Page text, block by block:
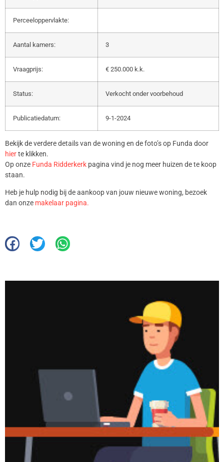
Perceeloppervlakte:
Aantal kamers: 3
Vraagprijs: € 250.000 k.k.
Status: Verkocht onder voorbehoud
Publicatiedatum: 9-1-2024
Bekijk de verdere details van de woning en de foto’s op Funda door
hierte klikken.
Op onze Funda Ridderkerk pagina vind je nog meer huizen de te koop
staan.
Heb je hulp nodig bij de aankoop van jouw nieuwe woning, bezoek
dan onze makelaar pagina.